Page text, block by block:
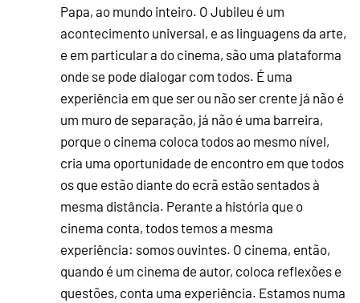
Papa, ao mundo inteiro. O Jubileu é um
acontecimento universal, e as linguagens da arte,
e em particular a do cinema, são uma plataforma
onde se pode dialogar com todos. É uma
experiência em que ser ou não ser crente já não é
um muro de separação, já não é uma barreira,
porque o cinema coloca todos ao mesmo nível,
cria uma oportunidade de encontro em que todos
os que estão diante do ecrã estão sentados à
mesma distância. Perante a história que o
cinema conta, todos temos a mesma
experiência: somos ouvintes. O cinema, então,
quando é um cinema de autor, coloca reflexões e
questões, conta uma experiência. Estamos numa